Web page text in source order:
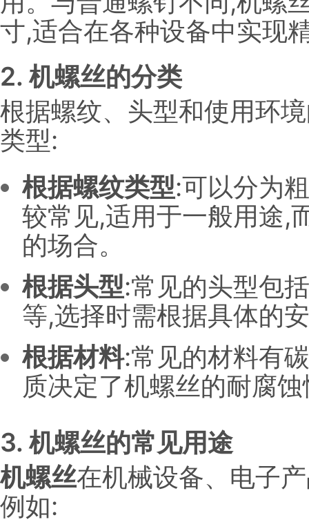
寸,适合在各种设备中实现
2. 机螺丝的分类
根据螺纹、头型和使用环
类型:
根据螺纹类型:可以分为
较常见,适用于一般用途,
的场合。
根据头型:常见的头型包
等,选择时需根据具体的
根据材料:常见的材料有
质决定了机螺丝的耐腐
3. 机螺丝的常见用途
机螺丝在机械设备、电子
例如: